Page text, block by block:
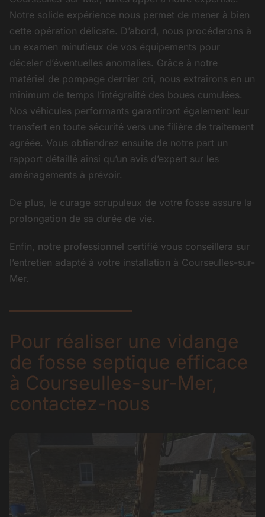
Notre solide expérience nous permet de mener à bien
cette opération délicate. D’abord, nous procéderons à
un examen minutieux de vos équipements pour
déceler d’éventuelles anomalies. Grâce à notre
matériel de pompage dernier cri, nous extrairons en un
minimum de temps l’intégralité des boues cumulées.
Nos véhicules performants garantiront également leur
transfert en toute sécurité vers une filière de traitement
agréée. Vous obtiendrez ensuite de notre part un
rapport détaillé ainsi qu’un avis d’expert sur les
aménagements à prévoir.
De plus, le curage scrupuleux de votre fosse assure la
prolongation de sa durée de vie.
Enfin, notre professionnel certifié vous conseillera sur
l’entretien adapté à votre installation à Courseulles-sur-
Mer.
Pour réaliser une vidange
de fosse septique efficace
à Courseulles-sur-Mer,
contactez-nous